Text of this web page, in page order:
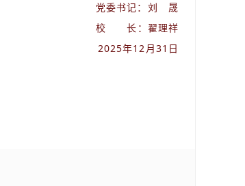
党委书记：刘 晟
校 长：翟理祥
2025年12月31日